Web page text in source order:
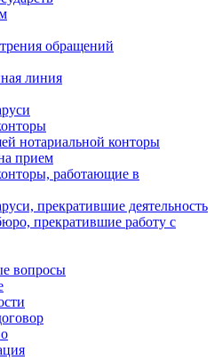
обращений
линия
нотариальной конторы
прием
работающие в
прекратившие деятельность
прекратившие работу с
вопросы